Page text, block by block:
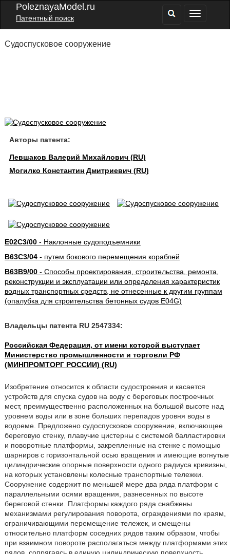
PoleznayaModel.ru
Патентный поиск
Судоспусковое сооружение
Авторы патента:
Левшаков Валерий Михайлович (RU)
Могилко Константин Дмитриевич (RU)
E02C3/00- Наклонные судоподъемники
B63C3/04- путем бокового перемещения кораблей
B63B9/00- Способы проектирования, строительства, ремонта,
реконструкции и эксплуатации или определения характеристик
водных транспортных средств, не отнесенные к другим группам
(опалубка для строительства бетонных судов E04G)
Владельцы патента RU 2547334:
Российская Федерация, от имени которой выступает
Министерство промышленности и торговли РФ
(МИНПРОМТОРГ РОССИИ) (RU)
Изобретение относится к области судостроения и касается
устройств для спуска судов на воду с береговых построечных
мест, преимущественно расположенных на большой высоте над
уровнем воды или в зоне больших перепадов уровня воды в
водоеме. Предложено судоспусковое сооружение, включающее
береговую стенку, плавучие цистерны с системой балластировки
и поворотные платформы, закрепленные на стенке с помощью
шарниров с горизонтальной осью вращения и имеющие вогнутые
цилиндрические опорные поверхности одного радиуса кривизны,
на которых установлены колесные транспортные тележки.
Сооружение содержит по меньшей мере два ряда платформ с
параллельными осями вращения, разнесенных по высоте
береговой стенки. Платформы каждого ряда снабжены
механизмами регулирования поворота, ограждениями по краям,
ограничивающими перемещение тележек, и смещены
относительно платформ соседних рядов таким образом, чтобы
при взаимном повороте располагаться между платформами этих